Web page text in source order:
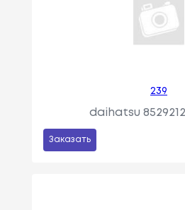
239
daihatsu
Заказать